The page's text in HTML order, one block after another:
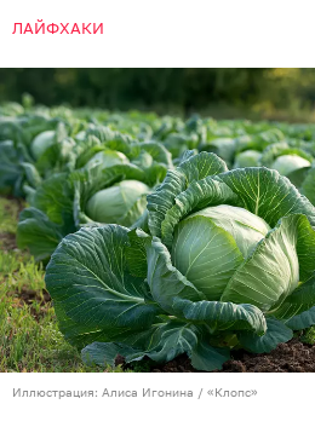
ЛАЙФХАКИ
Иллюстрация: Алиса Игонина / «Клопс»